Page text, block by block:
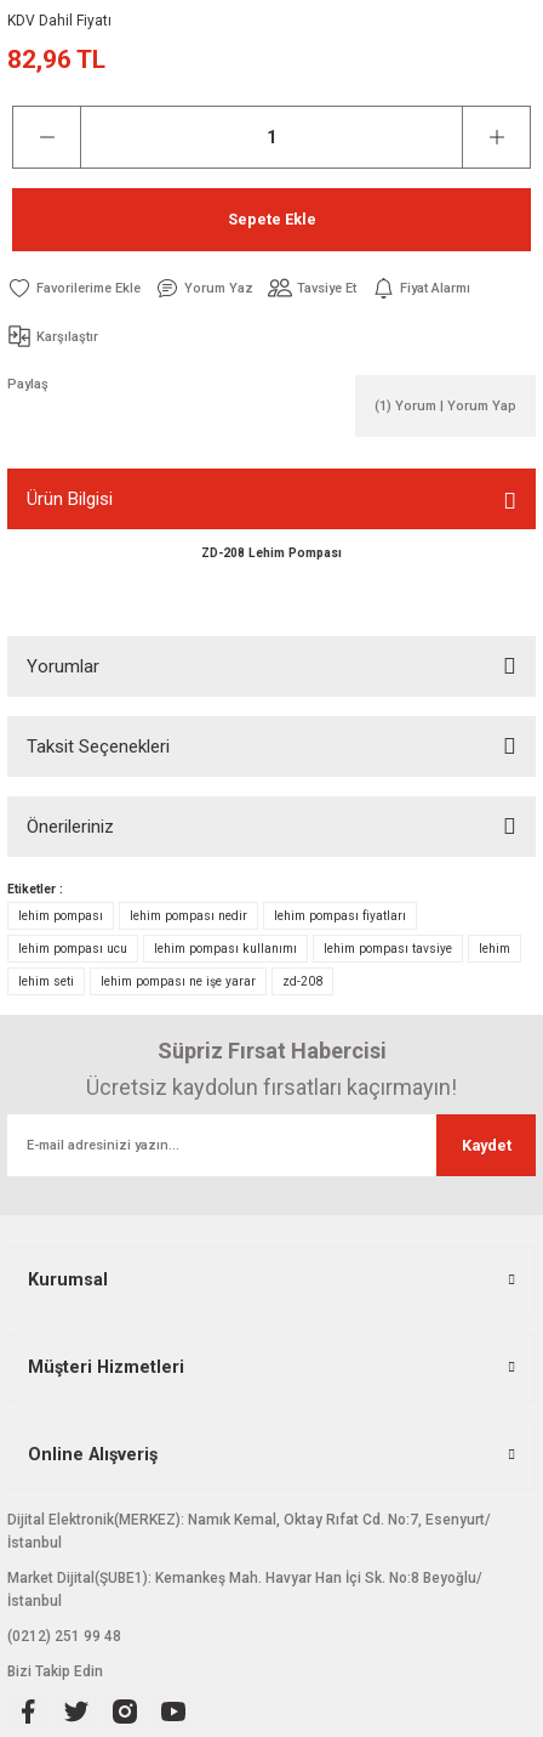
KDV Dahil Fiyatı
82,96 TL
Sepete Ekle
Yorum Yaz Tavsiye Et Fiyat Alarmı
Karşılaştır
Paylaş
(1) Yorum | Yorum Yap
Ürün Bilgisi
ZD-208 Lehim Pompası
Yorumlar
Kemal ELTUT | 07/05/2025
Yorum Yaz
Taksit Seçenekleri
Önerileriniz
Bu ürünün fiyat bilgisi, resim, ürün açıklamalarında ve diğer konularda
yetersiz gördüğünüz noktaları öneri formunu kullanarak tarafımıza
Görüş ve önerileriniz için teşekkür ederiz.
Ürün resmi kalitesiz, bozuk veya görüntülenemiyor.
Ürün açıklamasında eksik bilgiler bulunuyor.
Ürün bilgilerinde hatalar bulunuyor.
Ürün fiyatı diğer sitelerden daha pahalı.
Bu ürüne benzer farklı alternatifler olmalı.
Etiketler :
lehim pompası
lehim pompası nedir lehim pompası fiyatları
lehim pompası ucu lehim pompası kullanımı lehim pompası tavsiye lehim
lehim seti lehim pompası ne işe yarar zd-208
Süpriz Fırsat Habercisi
Ücretsiz kaydolun fırsatları kaçırmayın!
Kaydet
Kurumsal
Müşteri Hizmetleri
Online Alışveriş
Dijital Elektronik(MERKEZ): Namık Kemal, Oktay Rıfat Cd. No:7, Esenyurt/
İstanbul
Market Dijital(ŞUBE1): Kemankeş Mah. Havyar Han İçi Sk. No:8 Beyoğlu/
İstanbul
(0212) 251 99 48
Bizi Takip Edin